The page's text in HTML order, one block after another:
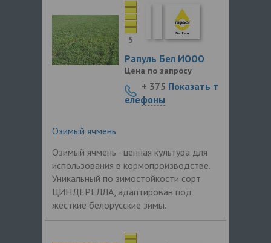
Озимый ячмень
Озимый ячмень - ценная культура для
использования в кормопроизводстве.
Уникальный по зимостойкости сорт
ЦИНДЕРЕЛЛА, адаптирован под
жесткие белорусские зимы.
5
Рапуль Бел ИООО
Цена по запросу
+ 375 Показать т
елефоны